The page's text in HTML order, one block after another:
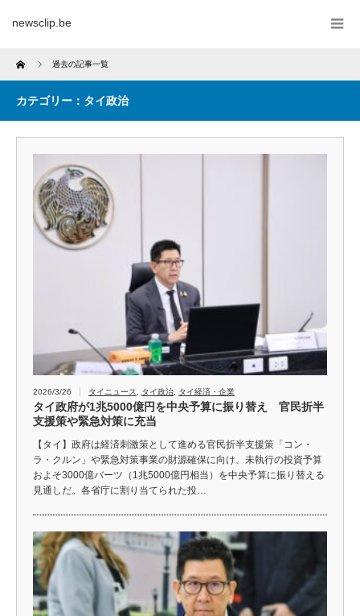
newsclip.be
Home 過去の記事一覧
カテゴリー：タイ政治
2026/3/26 タイニュース タイ政治 タイ経済・企業
タイ政府が1兆5000億円を中央予算に振り替え 官民折半
支援策や緊急対策に充当
【タイ】政府は経済刺激策として進める官民折半支援策「コン・
ラ・クルン」や緊急対策事業の財源確保に向け、未執行の投資予算
およそ3000億バーツ（1兆5000億円相当）を中央予算に振り替える
見通しだ。各省庁に割り当てられた投…